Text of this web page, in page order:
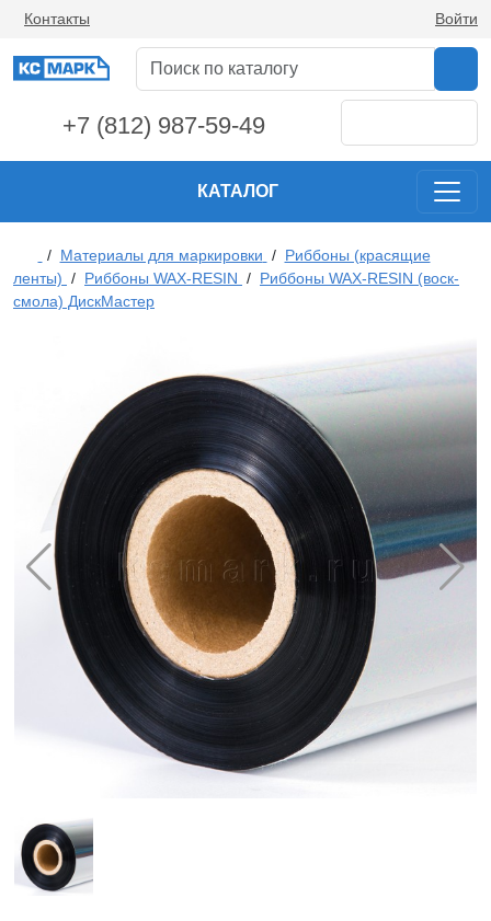
Контакты Войти
+7 (812) 987-59-49
КАТАЛОГ
/ Материалы для маркировки / Риббоны (красящие
ленты) / Риббоны WAX-RESIN / Риббоны WAX-RESIN (воск-
смола) ДискМастер